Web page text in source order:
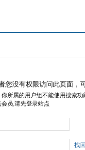
您没有权限访问此页面，
你所属的用户组不能使用搜索功
员,请先登录站点
找